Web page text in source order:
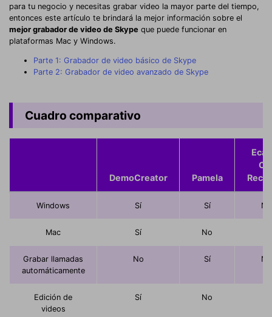
para tu negocio y necesitas grabar video la mayor parte del tiempo,
entonces este artículo te brindará la mejor información sobre el
mejor grabador de video de Skype que puede funcionar en
plataformas Mac y Windows.
Parte 1: Grabador de video básico de Skype
Parte 2: Grabador de video avanzado de Skype
Cuadro comparativo
DemoCreator Pamela
Windows Sí Sí No
Mac Sí No
Grabar llamadas
automáticamente
No Sí No
Edición de
videos
Sí No